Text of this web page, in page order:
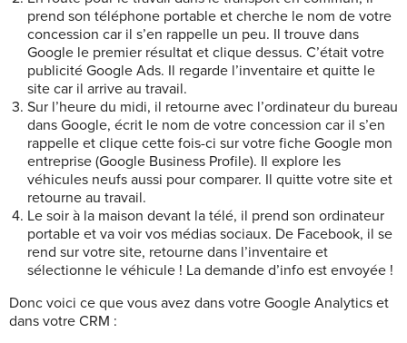
prend son téléphone portable et cherche le nom de votre
concession car il s’en rappelle un peu. Il trouve dans
Google le premier résultat et clique dessus. C’était votre
publicité Google Ads. Il regarde l’inventaire et quitte le
site car il arrive au travail.
Sur l’heure du midi, il retourne avec l’ordinateur du bureau
dans Google, écrit le nom de votre concession car il s’en
rappelle et clique cette fois-ci sur votre fiche Google mon
entreprise (Google Business Profile). Il explore les
véhicules neufs aussi pour comparer. Il quitte votre site et
retourne au travail.
Le soir à la maison devant la télé, il prend son ordinateur
portable et va voir vos médias sociaux. De Facebook, il se
rend sur votre site, retourne dans l’inventaire et
sélectionne le véhicule ! La demande d’info est envoyée !
Donc voici ce que vous avez dans votre Google Analytics et
dans votre CRM :